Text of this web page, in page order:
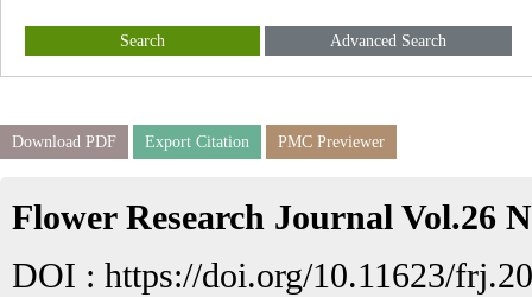
Search Advanced Search
Download PDF Export Citation PMC Previewer
Flower Research Journal Vol.26
DOI : https://doi.org/10.11623/